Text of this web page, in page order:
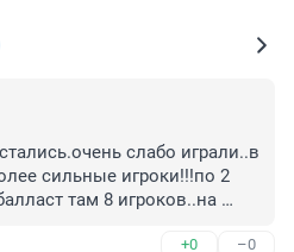
слабо играли..в
сильные игроки!!!по 2
там 8 игроков..на
+0 –0